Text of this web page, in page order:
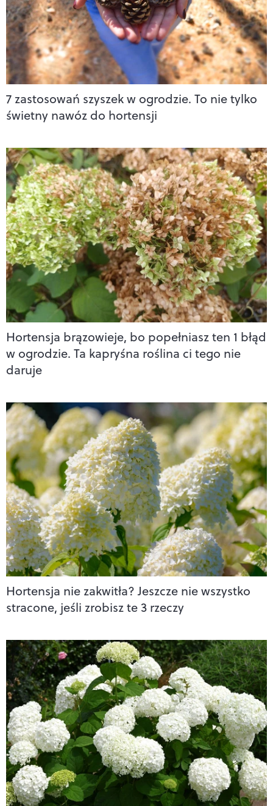
7 zastosowań szyszek w ogrodzie. To nie tylko
świetny nawóz do hortensji
Hortensja brązowieje, bo popełniasz ten 1 błąd
w ogrodzie. Ta kapryśna roślina ci tego nie
daruje
Hortensja nie zakwitła? Jeszcze nie wszystko
stracone, jeśli zrobisz te 3 rzeczy